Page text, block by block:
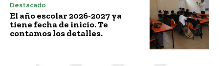
Destacado
El año escolar 2026-2027 ya
tiene fecha de inicio. Te
contamos los detalles.